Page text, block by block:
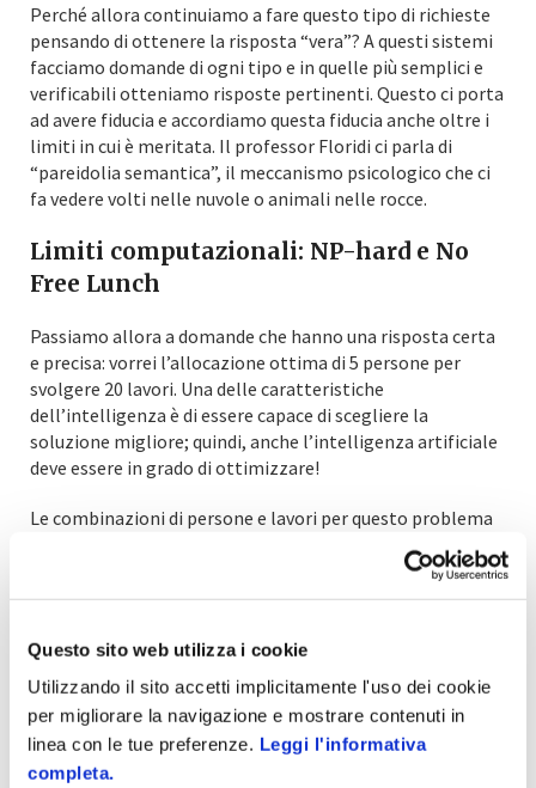
Questo sito web utilizza i cookie
Utilizzando il sito accetti implicitamente l'uso dei cookie
per migliorare la navigazione e mostrare contenuti in
linea con le tue preferenze. Leggi l'informativa
completa.
Perché allora continuiamo a fare questo tipo di richieste
pensando di ottenere la risposta “vera”? A questi sistemi
facciamo domande di ogni tipo e in quelle più semplici e
verificabili otteniamo risposte pertinenti. Questo ci porta
ad avere fiducia e accordiamo questa fiducia anche oltre i
limiti in cui è meritata. Il professor Floridi ci parla di
“pareidolia semantica”, il meccanismo psicologico che ci
fa vedere volti nelle nuvole o animali nelle rocce.
Limiti computazionali: NP-hard e No
Free Lunch
Passiamo allora a domande che hanno una risposta certa
e precisa: vorrei l’allocazione ottima di 5 persone per
svolgere 20 lavori. Una delle caratteristiche
dell’intelligenza è di essere capace di scegliere la
soluzione migliore; quindi, anche l’intelligenza artificiale
deve essere in grado di ottimizzare!
Le combinazioni di persone e lavori per questo problema
sono circa 100.000 miliardi! I problemi di ottimizzazione
sono NP-hard (ardue e difficili), non esistono scorciatoie e
bisogna esplorare questo spazio immenso. Da qui il
Basta quindi misurare il tempo che la chatbot ci mette a
rispondere: se non è compatibile con un’esplorazione
esaustiva allora avremo un’approssimazione, non la
soluzione ottima.
Se solo complichiamo il problema, 10 persone per 100